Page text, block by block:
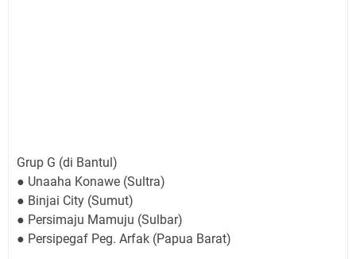
Grup G (di Bantul)
● Unaaha Konawe (Sultra)
● Binjai City (Sumut)
● Persimaju Mamuju (Sulbar)
● Persipegaf Peg. Arfak (Papua Barat)